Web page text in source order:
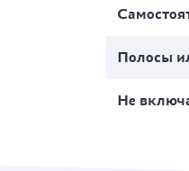
Полосы
Не